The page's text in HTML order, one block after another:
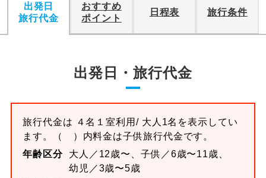
出発日
旅行代金
おすすめ
ポイント
日程表 旅行条件
出発日・旅行代金
旅行代金は ４名１室利用/ 大人1名を表示してい
ます。
（ ）内料金は子供旅行代金です。
年齢区分
大人／12歳〜、子供／6歳〜11歳、
幼児／3歳〜5歳